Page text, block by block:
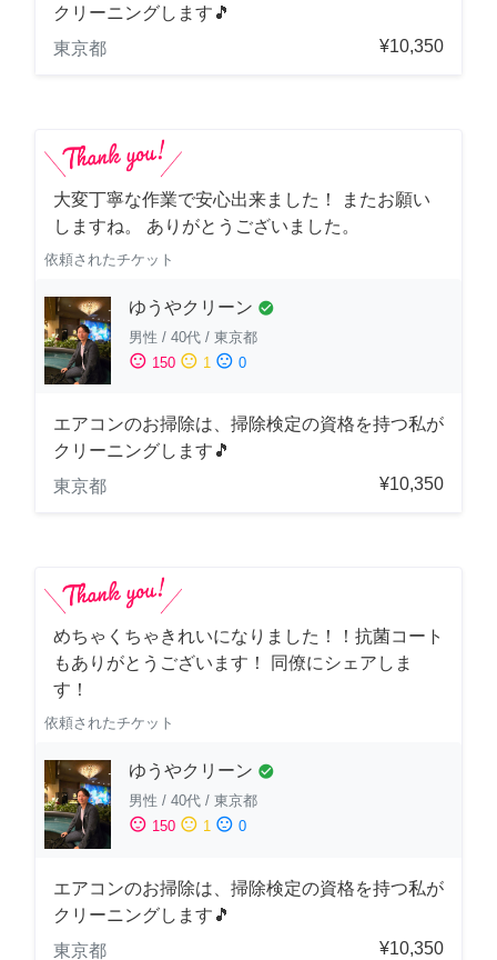
クリーニングします🎵
東京都
¥10,350
大変丁寧な作業で安心出来ました！ またお願い
しますね。 ありがとうございました。
依頼されたチケット
ゆうやクリーン check_circle
男性 / 40代 / 東京都
sentiment_satisfied 150 sentiment_neutral 1 sentiment_dissatisfied 0
エアコンのお掃除は、掃除検定の資格を持つ私が
クリーニングします🎵
東京都
¥10,350
めちゃくちゃきれいになりました！！抗菌コート
もありがとうございます！ 同僚にシェアしま
す！
依頼されたチケット
ゆうやクリーン check_circle
男性 / 40代 / 東京都
sentiment_satisfied 150 sentiment_neutral 1 sentiment_dissatisfied 0
エアコンのお掃除は、掃除検定の資格を持つ私が
クリーニングします🎵
東京都
¥10,350